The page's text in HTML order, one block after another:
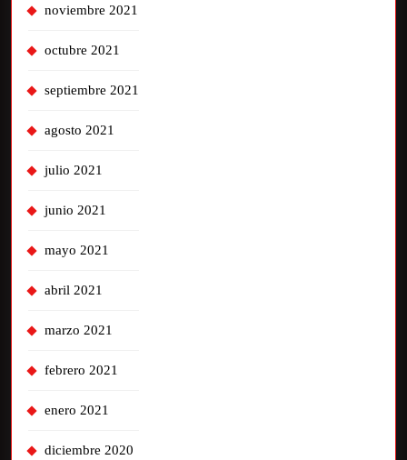
noviembre 2021
octubre 2021
septiembre 2021
agosto 2021
julio 2021
junio 2021
mayo 2021
abril 2021
marzo 2021
febrero 2021
enero 2021
diciembre 2020